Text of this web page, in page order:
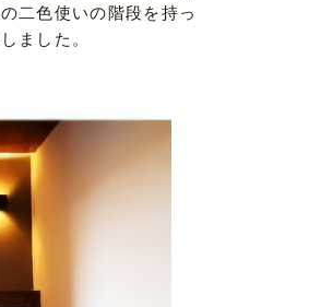
二色使いの階段を持っ
ました。